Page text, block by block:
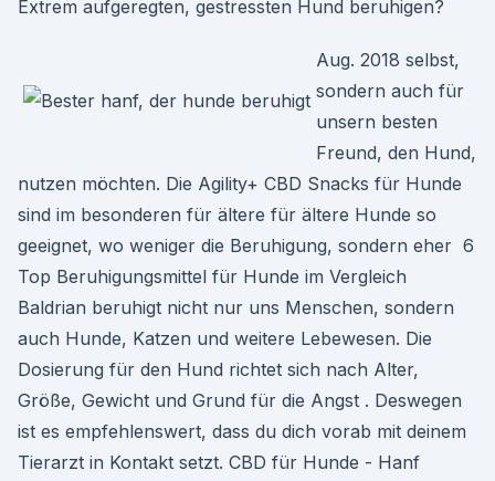
Extrem aufgeregten, gestressten Hund beruhigen?
Aug. 2018 selbst,
sondern auch für
unsern besten
Freund, den Hund,
nutzen möchten. Die Agility+ CBD Snacks für Hunde
sind im besonderen für ältere für ältere Hunde so
geeignet, wo weniger die Beruhigung, sondern eher 6
Top Beruhigungsmittel für Hunde im Vergleich
Baldrian beruhigt nicht nur uns Menschen, sondern
auch Hunde, Katzen und weitere Lebewesen. Die
Dosierung für den Hund richtet sich nach Alter,
Größe, Gewicht und Grund für die Angst . Deswegen
ist es empfehlenswert, dass du dich vorab mit deinem
Tierarzt in Kontakt setzt. CBD für Hunde - Hanf